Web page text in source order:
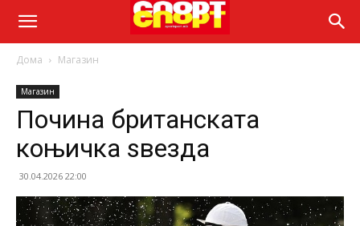
Дома Магазин
Магазин
Почина британската
коњичка ѕвезда
30.04.2026 22:00